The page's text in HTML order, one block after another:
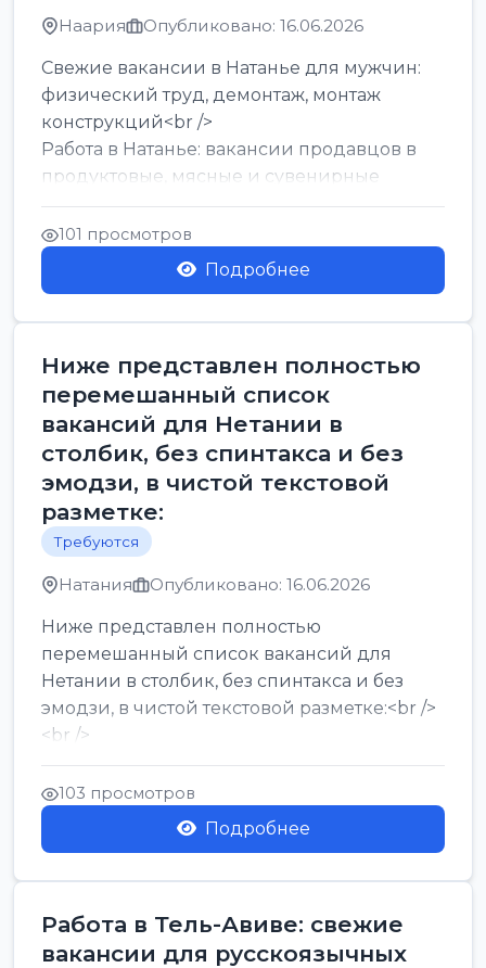
Наария Опубликовано: 16.06.2026
Свежие вакансии в Натанье для мужчин:
физический труд, демонтаж, монтаж
конструкций<br />
Работа в Натанье: вакансии продавцов в
продуктовые, мясные и сувенирные
лавки<br />
Разнорабочий на сборку м...
101 просмотров
Подробнее
Ниже представлен полностью
перемешанный список
вакансий для Нетании в
столбик, без спинтакса и без
эмодзи, в чистой текстовой
разметке:
Требуются
Натания Опубликовано: 16.06.2026
Ниже представлен полностью
перемешанный список вакансий для
Нетании в столбик, без спинтакса и без
эмодзи, в чистой текстовой разметке:<br />
<br />
Работа в Нетании на мебельном
производстве: требу...
103 просмотров
Подробнее
Работа в Тель-Авиве: свежие
вакансии для русскоязычных